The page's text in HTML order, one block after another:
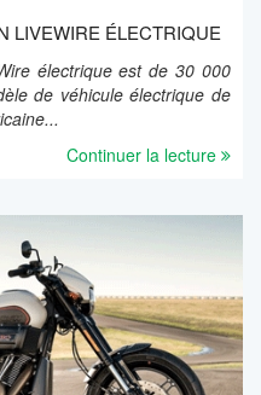
LIVEWIRE ÉLECTRIQUE
électrique est de 30 000
de véhicule électrique de
Continuer la lecture